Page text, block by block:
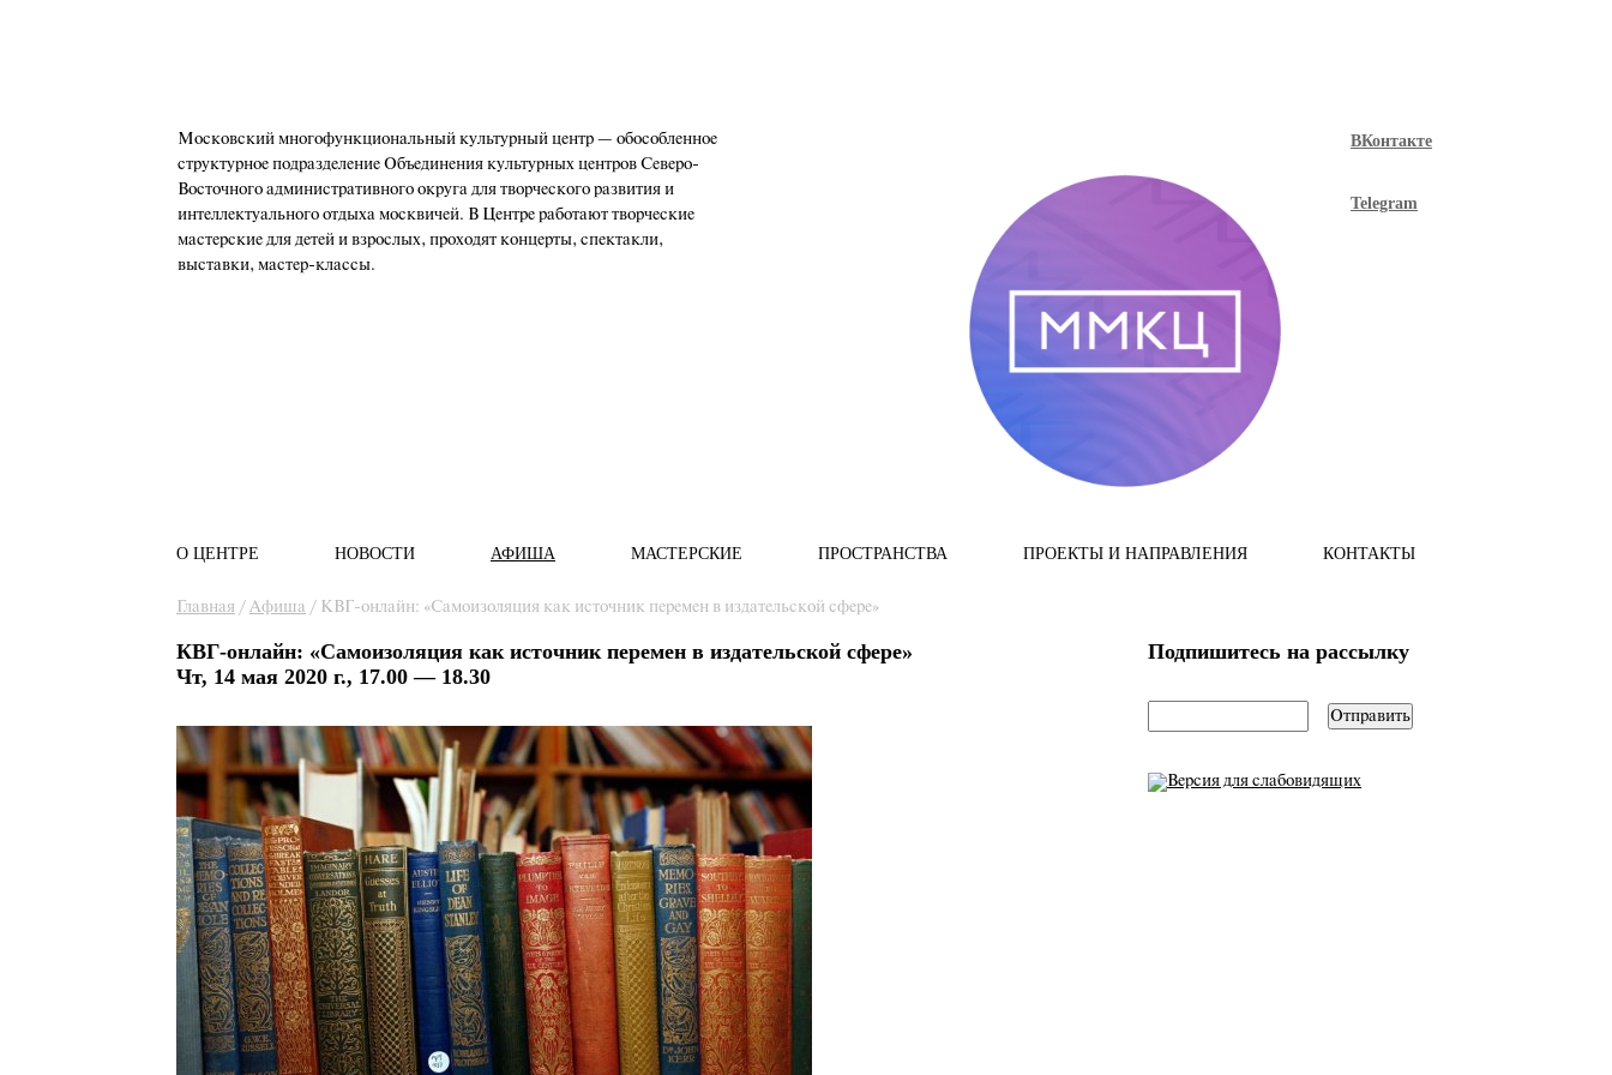
Московский многофункциональный культурный центр — обособленное
структурное подразделение Объединения культурных центров Северо-
Восточного административного округа для творческого развития и
интеллектуального отдыха москвичей. В Центре работают творческие
мастерские для детей и взрослых, проходят концерты, спектакли,
выставки, мастер-классы.
ВКонтакте
Telegram
Главное меню
О ЦЕНТРЕ НОВОСТИ АФИША МАСТЕРСКИЕ ПРОСТРАНСТВА ПРОЕКТЫ И НАПРАВЛЕНИЯ КОНТАКТЫ
Вы здесь
Главная / Афиша / КВГ-онлайн: «Самоизоляция как источник перемен в издательской сфере»
КВГ-онлайн: «Самоизоляция как источник перемен в издательской сфере»
Чт, 14 мая 2020 г., 17.00 — 18.30
Подпишитесь на рассылку